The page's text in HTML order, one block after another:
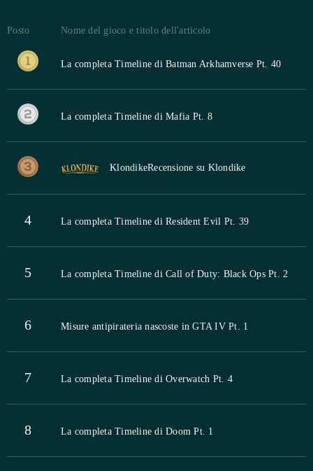
Posto Nome del gioco e titolo dell'articolo
La completa Timeline di Batman Arkhamverse Pt. 40
La completa Timeline di Mafia Pt. 8
KlondikeRecensione su Klondike
4 La completa Timeline di Resident Evil Pt. 39
5 La completa Timeline di Call of Duty: Black Ops Pt. 2
6 Misure antipirateria nascoste in GTA IV Pt. 1
7 La completa Timeline di Overwatch Pt. 4
8 La completa Timeline di Doom Pt. 1